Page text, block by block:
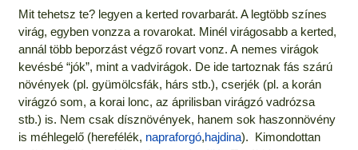
Mit tehetsz te? legyen a kerted rovarbarát. A legtöbb színes
virág, egyben vonzza a rovarokat. Minél virágosabb a kerted,
annál több beporzást végző rovart vonz. A nemes virágok
kevésbé “jók”, mint a vadvirágok. De ide tartoznak fás szárú
növények (pl. gyümölcsfák, hárs stb.), cserjék (pl. a korán
virágzó som, a korai lonc, az áprilisban virágzó vadrózsa
stb.) is. Nem csak dísznövények, hanem sok haszonnövény
is méhlegelő (herefélék, napraforgó,hajdina). Kimondottan